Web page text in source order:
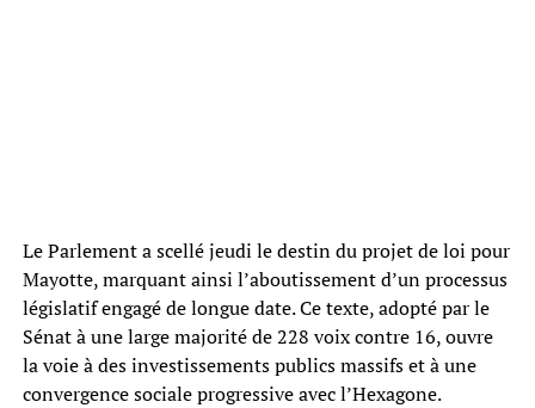
Le Parlement a scellé jeudi le destin du projet de loi pour
Mayotte, marquant ainsi l’aboutissement d’un processus
législatif engagé de longue date. Ce texte, adopté par le
Sénat à une large majorité de 228 voix contre 16, ouvre
la voie à des investissements publics massifs et à une
convergence sociale progressive avec l’Hexagone.